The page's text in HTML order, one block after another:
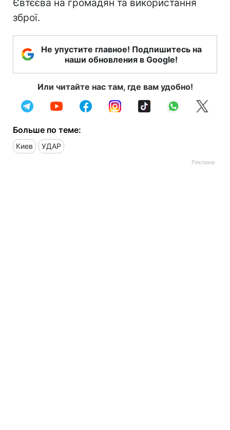
Євтєєва на громадян та використання
зброї.
Не упустите главное! Подпишитесь на
наши обновления в Google!
Или читайте нас там, где вам удобно!
Больше по теме:
Киев УДАР